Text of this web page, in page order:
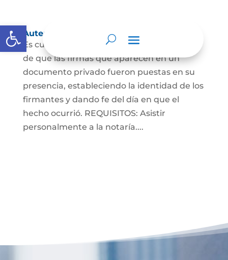
Abrir barra de herramientas
Autenticaciones
Es cuando el notario da testimonio escrito
de que las firmas que aparecen en un
documento privado fueron puestas en su
presencia, estableciendo la identidad de los
firmantes y dando fe del día en que el
hecho ocurrió. REQUISITOS: Asistir
personalmente a la notaría....